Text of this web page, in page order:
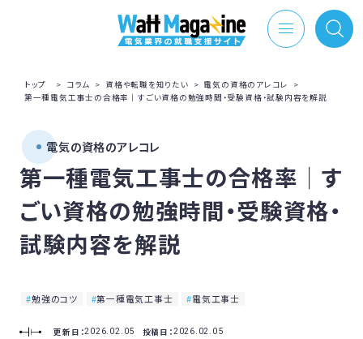
トップ > コラム > 資格や転職を知りたい > 電気の資格のアレコレ
>
第一種電気工事士の合格率｜すごい資格の勉強時間・受験資格・試験内容を解説
電気の資格のアレコレ
第一種電気工事士の合格率｜す
ごい資格の勉強時間・受験資格・
試験内容を解説
勉強のコツ 第一種電気工事士 電気工事士
更新日：2026.02.05 投稿日：2026.02.05